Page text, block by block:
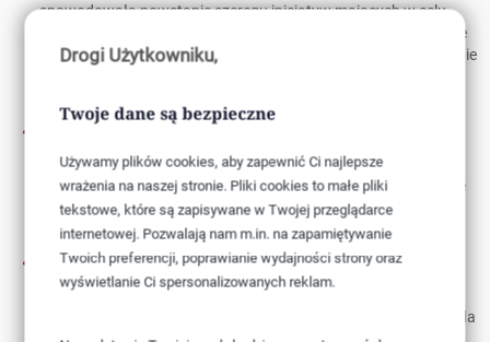
Drogi Użytkowniku,
Twoje dane są bezpieczne
Używamy plików cookies, aby zapewnić Ci najlepsze
wrażenia na naszej stronie. Pliki cookies to małe pliki
tekstowe, które są zapisywane w Twojej przeglądarce
internetowej. Pozwalają nam m.in. na zapamiętywanie
Twoich preferencji, poprawianie wydajności strony oraz
wyświetlanie Ci spersonalizowanych reklam.
spowodowała powstanie szeregu inicjatyw mających w celu
uporządkowanie polskiej symboliki państwowej. Działania takie
podjęto m.in. w Kancelarii Prezesa Rady Ministrów, Ministerstwie
Malta to położony na Morzu Śródziemnym archipelag wysp
Maltańskich, z których największymi są Malta i Gozo. Na tymże
archipelagu znajduje się Republika Malty o ciekawych i długich,
bo liczących ponad 5 tysięcy lat dziejach.
Paradny barkas króla Szwecji "Vasaorden" i jego oflagowanie.
[1,76 MB
W eleganckim, dyplomatycznym świecie panuje obyczaj, iż każda